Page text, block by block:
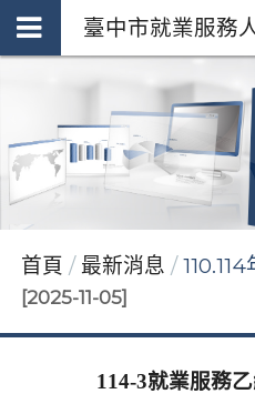
首頁 最新消息
[2025-11-05]
114-3就業服務